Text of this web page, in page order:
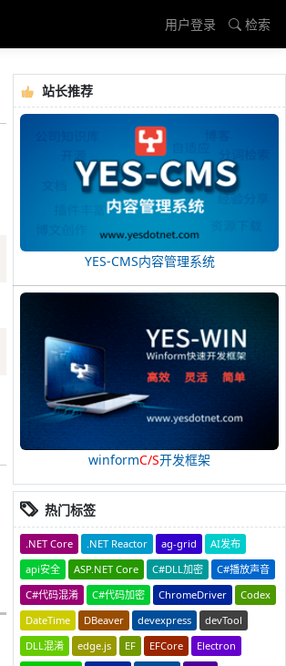
用户登录
检索
站长推荐
YES-CMS内容管理系统
winformC/S开发框架
热门标签
.NET Core .NET Reactor ag-grid
AI发布
api安全
ASP.NET Core C#DLL加密
C#播放声音
C#代码混淆
C#代码加密 ChromeDriver
Codex
DateTime
DBeaver devexpress
devTool
DLL混淆
edge.js EF EFCore
Electron